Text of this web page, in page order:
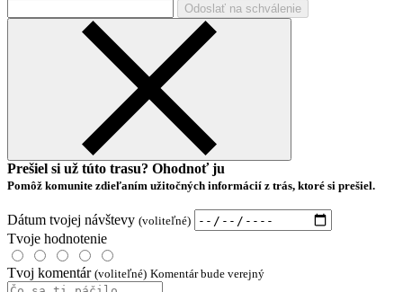
Odoslať na schválenie
Prešiel si už túto trasu? Ohodnoť ju
Pomôž komunite zdieľaním užitočných informácií z trás, ktoré si prešiel.
Dátum tvojej návštevy (voliteľné)
Tvoje hodnotenie
Tvoj komentár (voliteľné) Komentár bude verejný